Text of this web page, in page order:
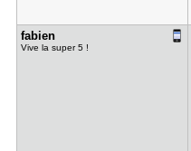
fabien
Vive la super 5 !